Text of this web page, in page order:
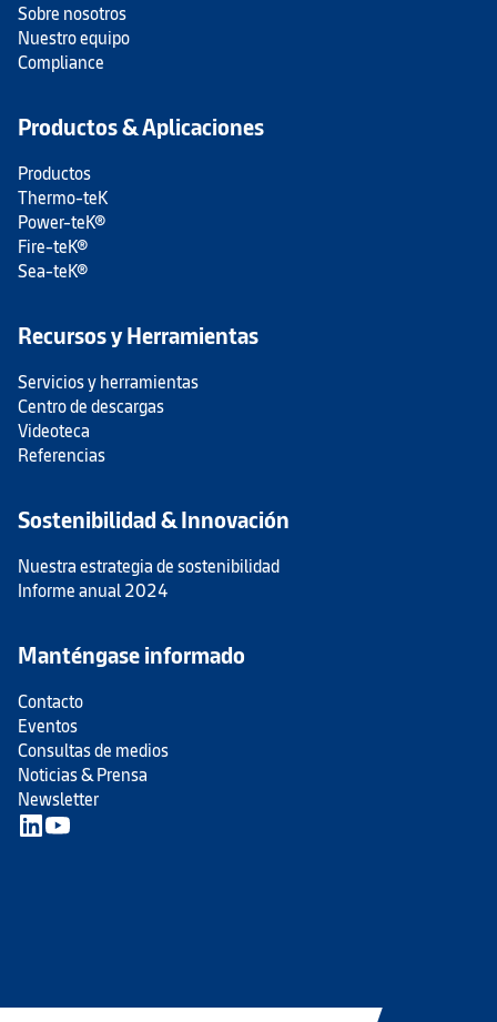
Sobre nosotros
Nuestro equipo
Compliance
Productos & Aplicaciones
Productos
Thermo-teK
Power-teK®
Fire-teK®
Sea-teK®
Recursos y Herramientas
Servicios y herramientas
Centro de descargas
Videoteca
Referencias
Sostenibilidad & Innovación
Nuestra estrategia de sostenibilidad
Informe anual 2024
Manténgase informado
Contacto
Eventos
Consultas de medios
Noticias & Prensa
Newsletter